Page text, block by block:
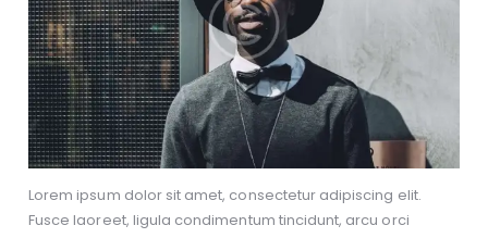
Lorem ipsum dolor sit amet, consectetur adipiscing elit.
Fusce laoreet, ligula condimentum tincidunt, arcu orci